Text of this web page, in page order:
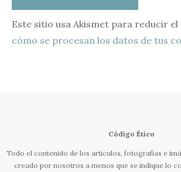
Este sitio usa Akismet para reducir el
cómo se procesan los datos de tus
Código Ético
Todo el contenido de los artículos, fotografías e
creado por nosotros a menos que se indique lo